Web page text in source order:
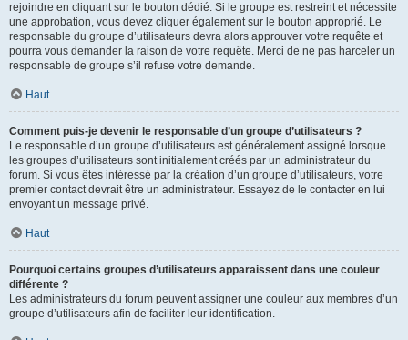
rejoindre en cliquant sur le bouton dédié. Si le groupe est restreint et nécessite
une approbation, vous devez cliquer également sur le bouton approprié. Le
responsable du groupe d’utilisateurs devra alors approuver votre requête et
pourra vous demander la raison de votre requête. Merci de ne pas harceler un
responsable de groupe s’il refuse votre demande.
Haut
Comment puis-je devenir le responsable d’un groupe d’utilisateurs ?
Le responsable d’un groupe d’utilisateurs est généralement assigné lorsque
les groupes d’utilisateurs sont initialement créés par un administrateur du
forum. Si vous êtes intéressé par la création d’un groupe d’utilisateurs, votre
premier contact devrait être un administrateur. Essayez de le contacter en lui
envoyant un message privé.
Haut
Pourquoi certains groupes d’utilisateurs apparaissent dans une couleur
différente ?
Les administrateurs du forum peuvent assigner une couleur aux membres d’un
groupe d’utilisateurs afin de faciliter leur identification.